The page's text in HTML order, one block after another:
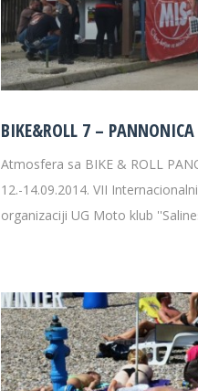
BIKE&ROLL 7 –
Atmosfera sa BIKE & ROLL
12.-14.09.2014. VII
organizaciji UG Moto klub